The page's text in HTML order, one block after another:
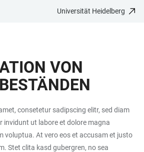
Universität Heidelberg
VON
consetetur sadipscing elitr, sed diam
invidunt ut labore et dolore magna
voluptua. At vero eos et accusam et justo
Stet clita kasd gubergren, no sea